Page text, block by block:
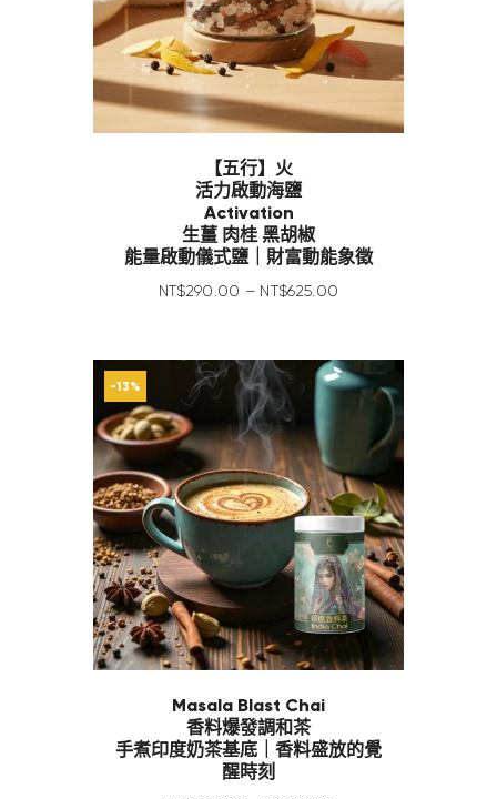
【五行】火
活力啟動海鹽
Activation
生薑 肉桂 黑胡椒
能量啟動儀式鹽｜財富動能象徵
NT$290 00 – NT$625 00
-13%
Masala Blast Chai
香料爆發調和茶
手煮印度奶茶基底｜香料盛放的覺
醒時刻